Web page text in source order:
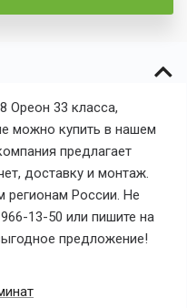
Ореон 33 класса,
можно купить в нашем
предлагает
доставку и монтаж.
регионам России. Не
13-50 или пишите на
предложение!